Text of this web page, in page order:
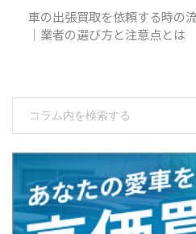
車の出張買取を依頼する時の
｜業者の選び方と注意点とは